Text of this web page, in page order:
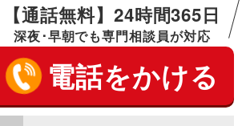
【通話無料】24時間365日
深夜･早朝でも専門相談員が対応
電話をかける